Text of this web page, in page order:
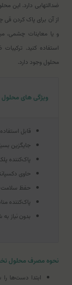
ضد‌التهابی دارد. این
از آن برای پاک کردن قی
و یا معاینات چشمی،
استفاده کنید. ترکیبات
محلول وجود دارد.
ویژگی های
قابل
جایگزین
پاک‌کننده
حاوی
حفظ سلامت
پاک‌کننده
بدون نیاز
نحوه مصرف محلول
ابتدا دست‌ها